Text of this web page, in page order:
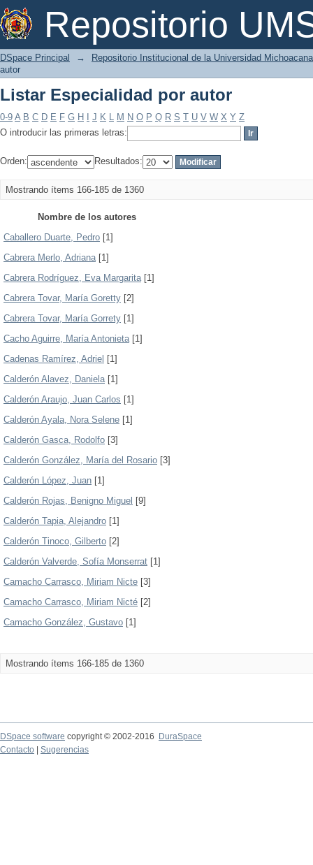
Repositorio
Listar Especialidad por autor
DSpace Principal →
Repositorio Institucional de la Universidad
autor
Listar Especialidad por autor
0-9 A B C D E F G H J K L M N O P Q R S T U V W X Y Z
O introducir las primeras letras:
Orden: Resultados:
Mostrando ítems 166-185 de 1360
Nombre de los autores
Caballero Duarte, Pedro [1]
Cabrera Merlo, Adriana[1]
Cabrera Rodríguez, Eva Margarita[1]
Cabrera Tovar, María Goretty [2]
Cabrera Tovar, María Gorrety [1]
Cacho Aguirre, María Antonieta[1]
Cadenas Ramírez, Adriel [1]
Calderón Alavez, Daniela[1]
Calderón Araujo, Juan Carlos [1]
Calderón Ayala, Nora Selene [1]
Calderón Gasca, Rodolfo [3]
Calderón González, María del Rosario [3]
Calderón López, Juan [1]
Calderón Rojas, Benigno Miguel [9]
Calderón Tapia, Alejandro [1]
Calderón Tinoco, Gilberto [2]
Calderón Valverde, Sofía Monserrat [1]
Camacho Carrasco, Miriam Nicte [3]
Camacho Carrasco, Miriam Nicté [2]
Camacho González, Gustavo [1]
Mostrando ítems 166-185 de 1360
DSpace software copyright © 2002-2016
DuraSpace
Contacto
Sugerencias